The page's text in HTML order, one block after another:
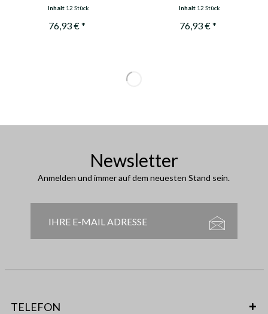
Inhalt 12 Stück
76,93 € *
Inhalt 12 Stück
76,93 € *
Newsletter
Anmelden und immer auf dem neuesten Stand sein.
TELEFON